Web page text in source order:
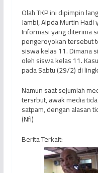
Olah TKP ini dipimpin
Jambi, Aipda Murtin
Informasi yang diterima
pengeroyokan tersebut
siswa kelas 11. Dimana
oleh siswa kelas 11.
pada Sabtu (29/2) di
Namun saat sejumlah
tersrbut, awak media
satpam, dengan alasan
(Nfi)
Berita Terkait: